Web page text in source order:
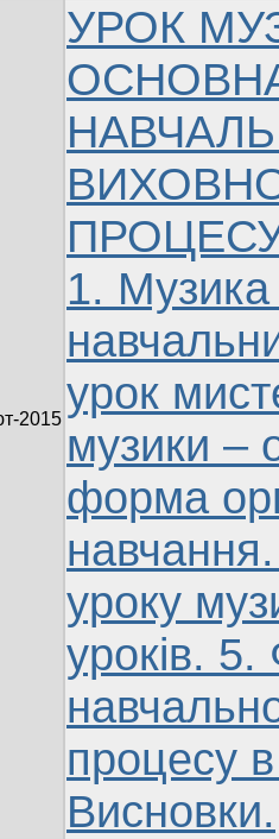
2015
УРОК
ПРОЦЕСУ
1. Музика
урок
музики –
форма
уроку
уроків.
процесу
Висновки.